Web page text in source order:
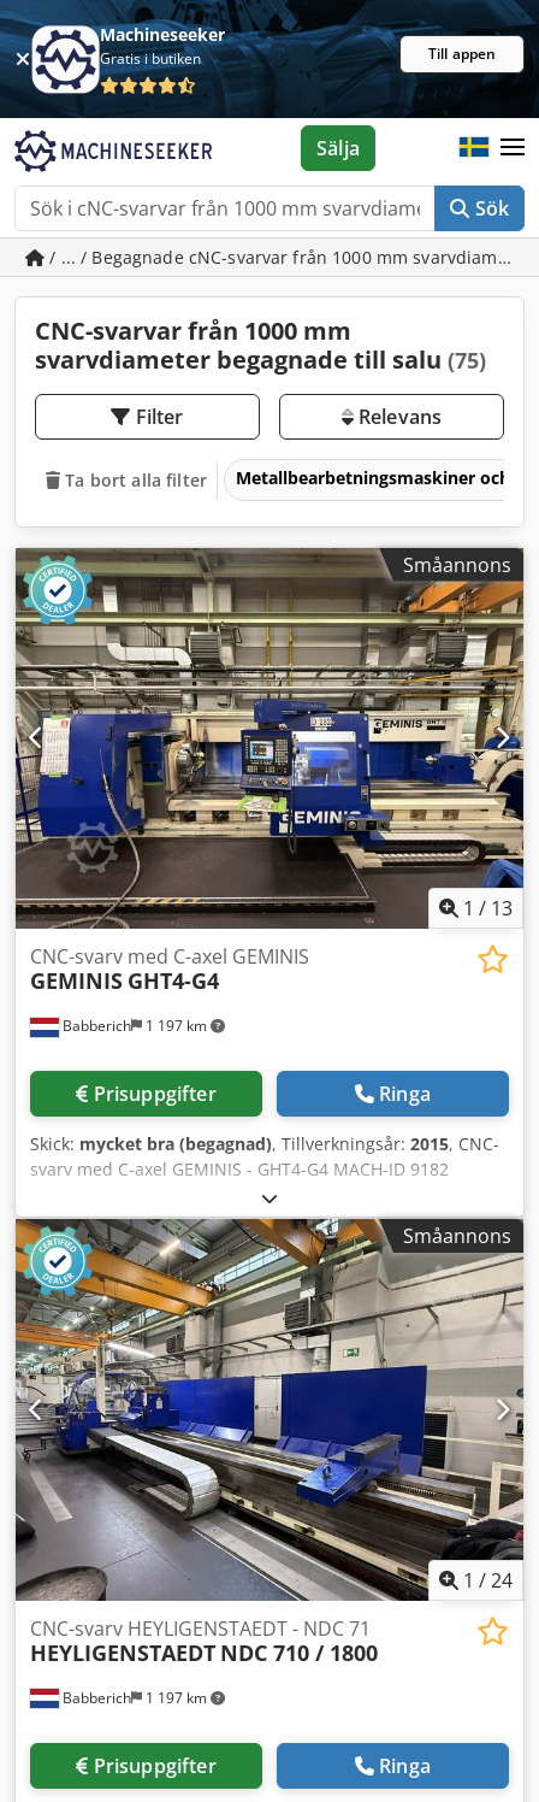
Machineseeker
Gratis i butiken Till appen
Sök
Sälja
/ ... / Begagnade cNC-svarvar från 1000 mm svarvdiameter
CNC-svarvar från 1000 mm
svarvdiameter begagnade till salu (75)
Filter Relevans
Ta bort alla filter Metallbearbetningsmaskiner och
Småannons
1 / 13
Babberich 1 197 km
CNC-svarv med C-axel GEMINIS
GEMINIS GHT4-G4
Prisuppgifter Ringa
Skick: mycket bra (begagnad), Tillverkningsår: 2015, CNC-
svarv med C-axel GEMINIS - GHT4-G4 MACH-ID 9182
Tillverkare: GEMINIS Modell: GHT4-G4 Styrsystem: FAGOR
8055 TC Tillverkningsår: 2015 Frontchuck med 180 mm
genomgång Bakchuck med 180 mm genomgång
Sängbredd med 3 styrningar: 750 mm Max. svarvdiameter:
800 mm X-axel: 450 mm Z-axel: 4200 mm Spindelhål: 162
mm Varvtal: 900 varv/min Verktygsväxlare: 8 positioner
Varvtal drivna verktyg: 3000 varv/min Effekt drivna verktyg:
7,5 kW Kon för pinoldocka: MK 5 Pinoldockans slag: 250
mm Arbetsstyckets vikt: 2500 kg Längd: 8200 mm Bredd:
3200 mm Crsdpswzh Eqjfx Ailjf Höjd: 2900 mm Vikt: 24 000
kg
Småannons
1 /24
Babberich 1 197 km
CNC-svarv HEYLIGENSTAEDT - NDC 71
HEYLIGENSTAEDT NDC 710 / 1800
Prisuppgifter Ringa